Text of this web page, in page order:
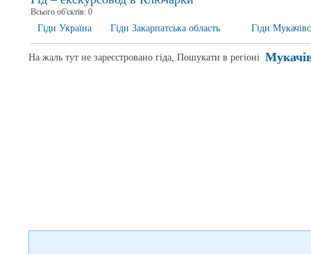
Всього об'єктів: 0
Гіди Україна Гіди Закарпатська область Гіди
На жаль тут не зареєстровано гіда, Пошукати в регіоні